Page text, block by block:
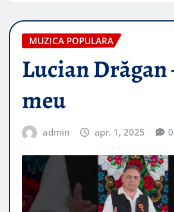
MUZICA POPULARA
Lucian Drăgan
meu
admin apr. 1, 2025 0